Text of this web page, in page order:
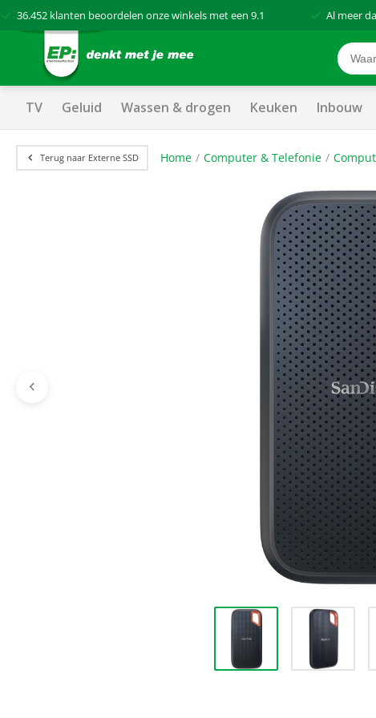
36.452 klanten beoordelen onze winkels met een 9.1 Al meer
TV Geluid Wassen & drogen Keuken Inbouw
Terug naar Externe SSD Home Computer & Telefonie